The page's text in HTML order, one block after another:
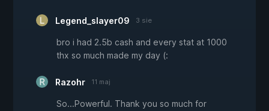
Legend_slayer09 3 sie
bro i had 2.5b cash and every stat at 1000
thx so much made my day (:
Razohr 11 maj
So...Powerful. Thank you so much for